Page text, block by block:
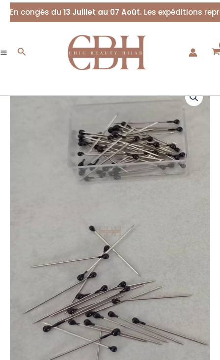
Aller
En congés du 13 Juillet au 07 Août. Les expéditions
Rechercher
de